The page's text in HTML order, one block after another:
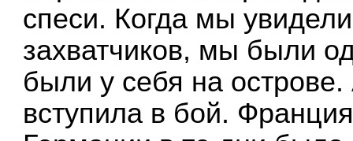
спеси. Когда мы
захватчиков, мы были
были у себя на
вступила в бой.